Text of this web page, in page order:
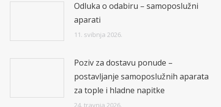
Odluka o odabiru – samoposlužni
aparati
11. svibnja 2026.
Poziv za dostavu ponude –
postavljanje samoposlužnih aparata
za tople i hladne napitke
24. travnja 2026.